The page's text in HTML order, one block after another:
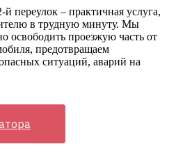
переулок – практичная услуга,
в трудную минуту. Мы
освободить проезжую часть от
предотвращаем
ситуаций, аварий на